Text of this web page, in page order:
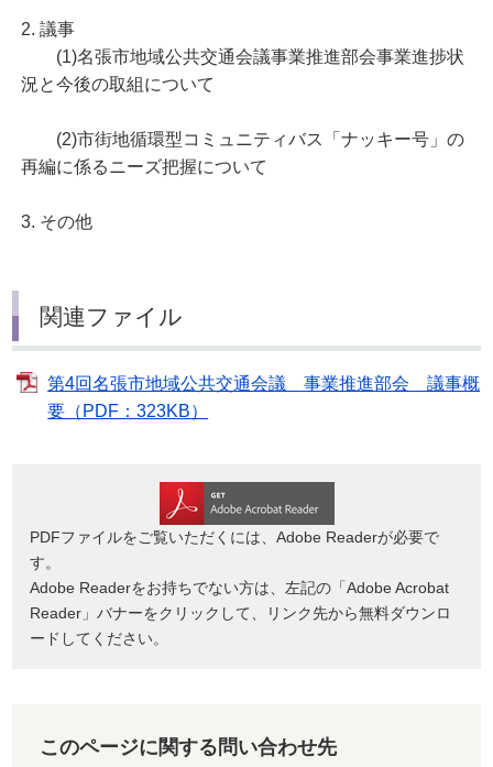
2. 議事
(1)名張市地域公共交通会議事業推進部会事業進捗状
況と今後の取組について
(2)市街地循環型コミュニティバス「ナッキー号」の
再編に係るニーズ把握について
3. その他
関連ファイル
第4回名張市地域公共交通会議 事業推進部会 議事概
要（PDF：323KB）
PDFファイルをご覧いただくには、Adobe Readerが必要で
す。
Adobe Readerをお持ちでない方は、左記の「Adobe Acrobat
Reader」バナーをクリックして、リンク先から無料ダウンロ
ードしてください。
このページに関する問い合わせ先